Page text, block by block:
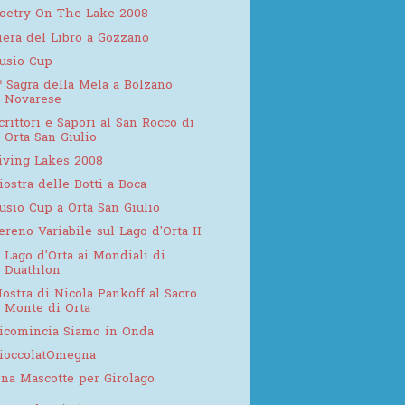
On The Lake 2008
del Libro a Gozzano
Cup
Sagra della Mela a Bolzano
Novarese
e Sapori al San Rocco di
Orta San Giulio
Lakes 2008
delle Botti a Boca
Cup a Orta San Giulio
Variabile sul Lago d'Orta II
d'Orta ai Mondiali di
Duathlon
di Nicola Pankoff al Sacro
Monte di Orta
Siamo in Onda
Mascotte per Girolago